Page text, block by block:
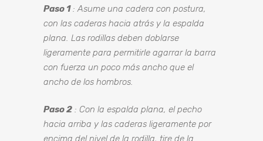
Paso 1: Asume una cadera con postura,
con las caderas hacia atrás y la espalda
plana. Las rodillas deben doblarse
ligeramente para permitirle agarrar la barra
con fuerza un poco más ancho que el
ancho de los hombros.
Paso 2 : Con la espalda plana, el pecho
hacia arriba y las caderas ligeramente por
encima del nivel de la rodilla, tire de la